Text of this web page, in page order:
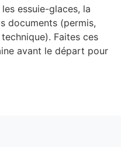
essuie-glaces, la
documents (permis,
Faites ces
avant le départ pour